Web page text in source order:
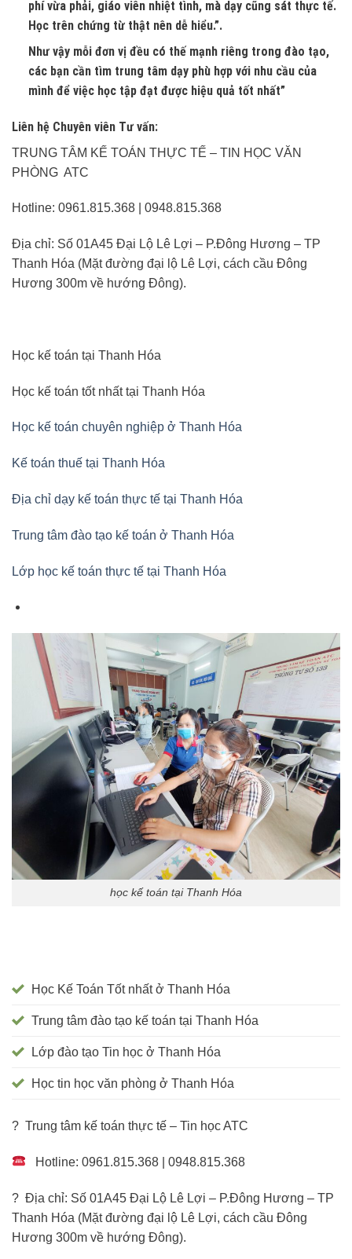
phí vừa phải, giáo viên nhiệt tình, mà dạy cũng sát thực tế.
Học trên chứng từ thật nên dễ hiểu.”.
Như vậy mỗi đơn vị đều có thế mạnh riêng trong đào tạo,
các bạn cần tìm trung tâm dạy phù hợp với nhu cầu của
mình để việc học tập đạt được hiệu quả tốt nhất”
Liên hệ Chuyên viên Tư vấn:
TRUNG TÂM KẾ TOÁN THỰC TẾ – TIN HỌC VĂN
PHÒNG ATC
Hotline: 0961.815.368 | 0948.815.368
Địa chỉ: Số 01A45 Đại Lộ Lê Lợi – P.Đông Hương – TP
Thanh Hóa (Mặt đường đại lộ Lê Lợi, cách cầu Đông
Hương 300m về hướng Đông).
Học kế toán tại Thanh Hóa
Học kế toán tốt nhất tại Thanh Hóa
Học kế toán chuyên nghiệp ở Thanh Hóa
Kế toán thuế tại Thanh Hóa
Địa chỉ dạy kế toán thực tế tại Thanh Hóa
Trung tâm đào tạo kế toán ở Thanh Hóa
Lớp học kế toán thực tế tại Thanh Hóa
học kế toán tại Thanh Hóa
Học Kế Toán Tốt nhất ở Thanh Hóa
Trung tâm đào tạo kế toán tại Thanh Hóa
Lớp đào tạo Tin học ở Thanh Hóa
Học tin học văn phòng ở Thanh Hóa
? Trung tâm kế toán thực tế – Tin học ATC
Hotline: 0961.815.368 | 0948.815.368
? Địa chỉ: Số 01A45 Đại Lộ Lê Lợi – P.Đông Hương – TP
Thanh Hóa (Mặt đường đại lộ Lê Lợi, cách cầu Đông
Hương 300m về hướng Đông).